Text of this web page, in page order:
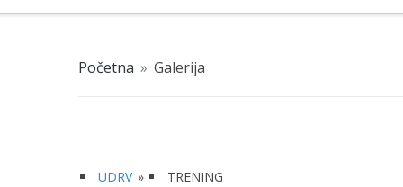
Početna » Galerija
UDRV » TRENING